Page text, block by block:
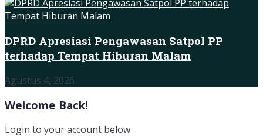
DPRD Apresiasi Pengawasan Satpol PP
terhadap Tempat Hiburan Malam
Agustus 4, 2026
Welcome Back!
Login to your account below